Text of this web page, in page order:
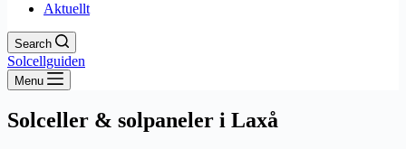
Aktuellt
Search
Solcellguiden
Menu
Solceller & solpaneler i Laxå